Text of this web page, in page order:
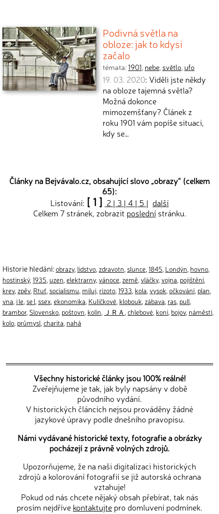
Podivná světla na
obloze: jak to kdysi
začalo
témata:1901, nebe, světlo, ufo
19. 03. 2020: Viděli jste někdy
na obloze tajemná světla?
Možná dokonce
mimozemšťany? Článek z
roku 1901 vám popíše situaci,
kdy se…
Články na Bejvávalo.cz, obsahující slovo „obrazy“ (celkem
65):
Listování: [ 1 ] 2 | 3 | 4 | 5 | další
Celkem 7 stránek, zobrazit poslednístránku.
Historie hledání:obrazy, lidstvo zdravotn slunce 1845 Londýn hovno
hostinský, 1935 uzen elektrarny, vánoce země vláčky, vojna pojištění
krev, zpěv, Rtuť socialismu miluj rizoto 1933 kola vysok očkování plan
vna i le se l ssex ekonomika Kuličkové klobouk zábava ras pull
brambor, Slovensko poštovn kolín ＪＲＡ chlebové koni bojov, náměstí
kolo průmysl charita nahá
Všechny historické články jsou 100% reálné!
Zveřejňujeme je tak, jak byly napsány v době
původního vydání.
V historických článcích nejsou prováděny žádné
jazykové úpravy podle dnešního pravopisu.
Námi vydávané historické texty, fotografie a obrázky
pocházejí z právně volných zdrojů.
Upozorňujeme, že na naši digitalizaci historických
zdrojů a kolorování fotografií se již autorská ochrana
vztahuje!
Pokud od nás chcete nějaký obsah přebírat, tak nás
prosím nejdříve kontaktujte pro domluvení podmínek.